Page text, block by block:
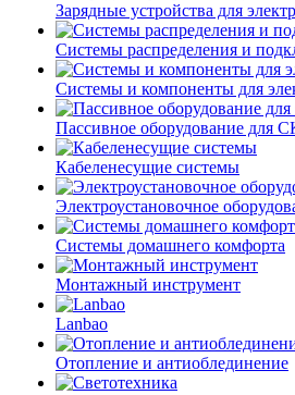
Зарядные устройства для
Системы распределения и
Системы и компоненты для
Пассивное оборудование для
Кабеленесущие системы
Электроустановочное
Системы домашнего комфорта
Монтажный инструмент
Lanbao
Отопление и антиоблединение